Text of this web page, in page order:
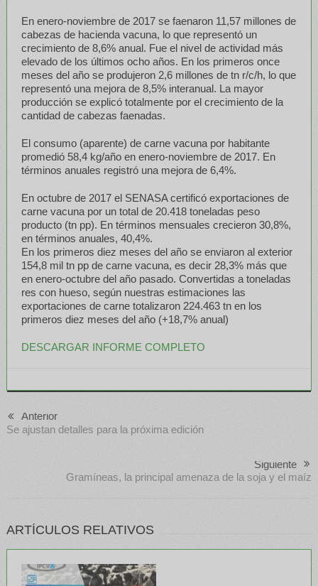
En enero-noviembre de 2017 se faenaron 11,57 millones de
cabezas de hacienda vacuna, lo que representó un
crecimiento de 8,6% anual. Fue el nivel de actividad más
elevado de los últimos ocho años. En los primeros once
meses del año se produjeron 2,6 millones de tn r/c/h, lo que
representó una mejora de 8,5% interanual. La mayor
producción se explicó totalmente por el crecimiento de la
cantidad de cabezas faenadas.
El consumo (aparente) de carne vacuna por habitante
promedió 58,4 kg/año en enero-noviembre de 2017. En
términos anuales registró una mejora de 6,4%.
En octubre de 2017 el SENASA certificó exportaciones de
carne vacuna por un total de 20.418 toneladas peso
producto (tn pp). En términos mensuales crecieron 30,8%,
en términos anuales, 40,4%.
En los primeros diez meses del año se enviaron al exterior
154,8 mil tn pp de carne vacuna, es decir 28,3% más que
en enero-octubre del año pasado. Convertidas a toneladas
res con hueso, según nuestras estimaciones las
exportaciones de carne totalizaron 224.463 tn en los
primeros diez meses del año (+18,7% anual)
DESCARGAR INFORME COMPLETO
Anterior
Se ajustan detalles para la próxima edición
Siguiente
Gramíneas, la principal amenaza de la soja y el maíz
ARTÍCULOS RELATIVOS